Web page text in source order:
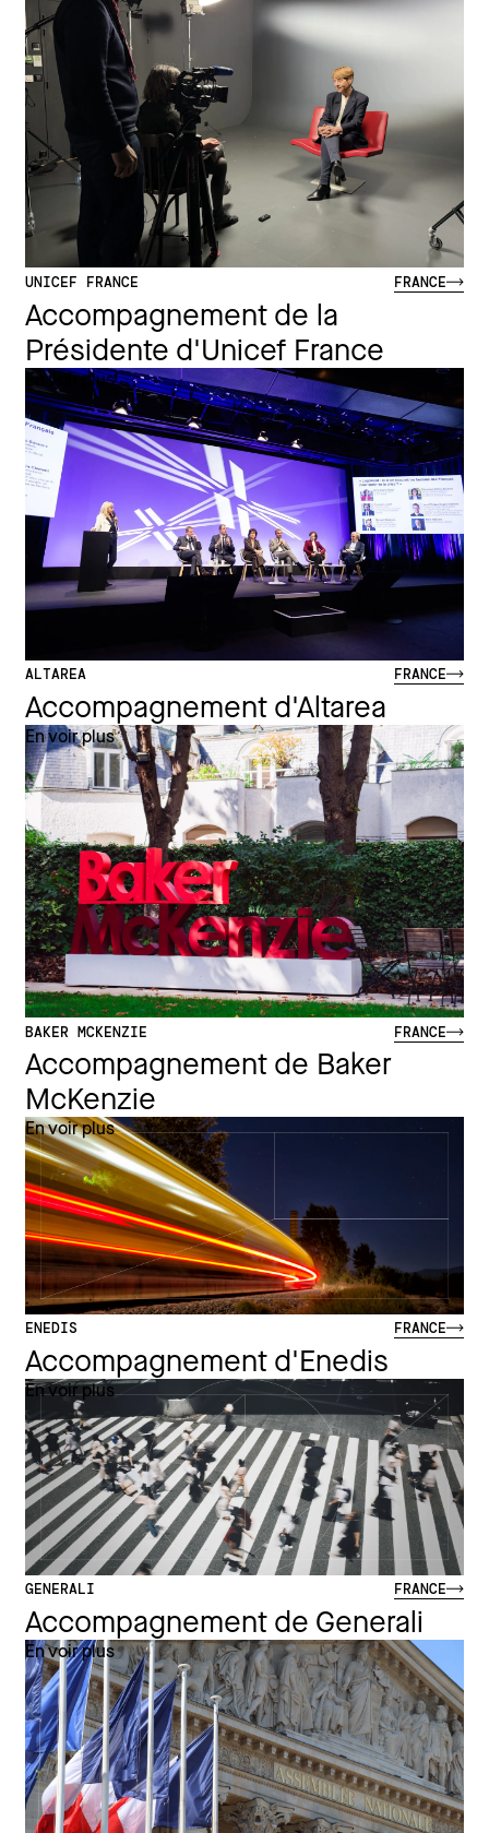
UNICEF FRANCE FRANCE
Accompagnement de la
Présidente d'Unicef France
En voir plus
ALTAREA FRANCE
Accompagnement d'Altarea
En voir plus
BAKER MCKENZIE FRANCE
Accompagnement de Baker
McKenzie
En voir plus
ENEDIS FRANCE
Accompagnement d'Enedis
En voir plus
GENERALI FRANCE
Accompagnement de Generali
En voir plus